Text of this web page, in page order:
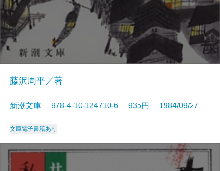
藤沢周平／著
新潮文庫 978-4-10-124710-6 935円 1984/09/27
文庫電子書籍あり